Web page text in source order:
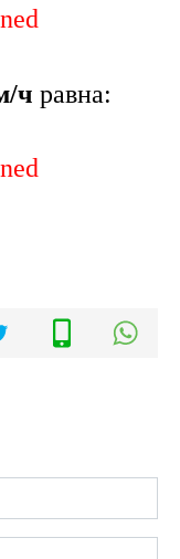
ч равна: